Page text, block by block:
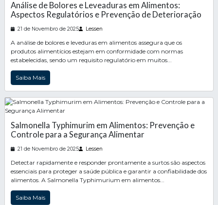
Análise de Bolores e Leveaduras em Alimentos:
Aspectos Regulatórios e Prevenção de Deterioração
21 de Novembro de 2025 Lessen
A análise de bolores e leveduras em alimentos assegura que os
produtos alimentícios estejam em conformidade com normas
estabelecidas, sendo um requisito regulatório em muitos...
Saiba Mais
Salmonella Typhimurim em Alimentos: Prevenção e
Controle para a Segurança Alimentar
21 de Novembro de 2025 Lessen
Detectar rapidamente e responder prontamente a surtos são aspectos
essenciais para proteger a saúde pública e garantir a confiabilidade dos
alimentos. A Salmonella Typhimurium em alimentos...
Saiba Mais